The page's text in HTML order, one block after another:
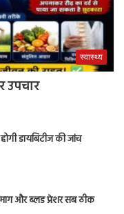
स्वास्थ्य
उपचार
डायबिटीज की जांच
और ब्लड प्रेशर सब ठीक